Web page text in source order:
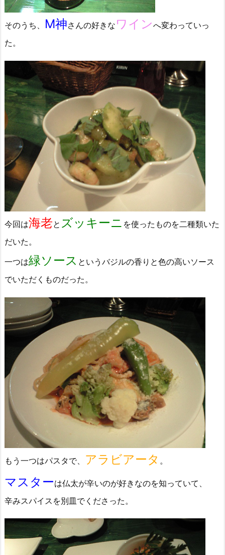
そのうち、 M神さんの好きな ワインへ変わっていっ
た。
今回は海老と ズッキーニ を使ったものを二種類いた
だいた。
一つは緑ソース というバジルの香りと色の高いソース
でいただくものだった。
もう一つはパスタで、 アラビアータ 。
マスターは仏太が辛いのが好きなのを知っていて、
辛みスパイスを別皿でくださった。